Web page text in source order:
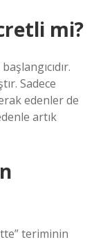
mi?
Sadece
edenler de
artık
teriminin